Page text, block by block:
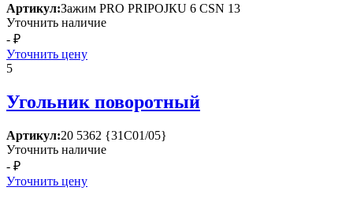
Артикул:Зажим РRО РRIРОJКU 6 СSN 13
Уточнить наличие
- ₽
Уточнить цену
5
Угольник поворотный
Артикул:20 5362 {31С01/05}
Уточнить наличие
- ₽
Уточнить цену